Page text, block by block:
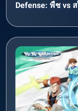
Defense: พืช vs